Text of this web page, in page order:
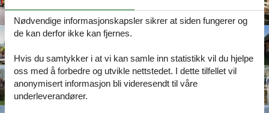
Nødvendige informasjonskapsler sikrer at siden fungerer og
de kan derfor ikke kan fjernes.
Hvis du samtykker i at vi kan samle inn statistikk vil du hjelpe
oss med å forbedre og utvikle nettstedet. I dette tilfellet vil
anonymisert informasjon bli videresendt til våre
underleverandører.